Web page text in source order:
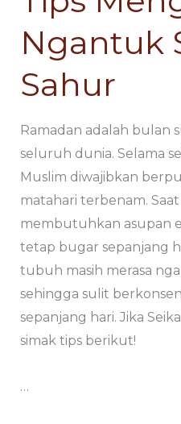
Ngantuk
Sahur
Ramadan adalah bulan
seluruh dunia. Selama
Muslim diwajibkan
matahari terbenam.
membutuhkan asupan
tetap bugar sepanjang
tubuh masih merasa
sehingga sulit
sepanjang hari. Jika
simak tips berikut!
…